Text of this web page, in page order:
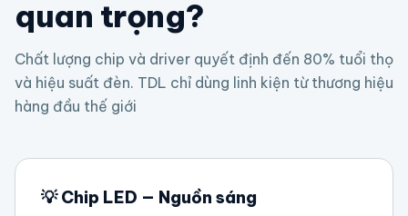
quan trọng?
Chất lượng chip và driver quyết định đến 80% tuổi thọ
và hiệu suất đèn. TDL chỉ dùng linh kiện từ thương hiệu
hàng đầu thế giới
💡 Chip LED — Nguồn sáng